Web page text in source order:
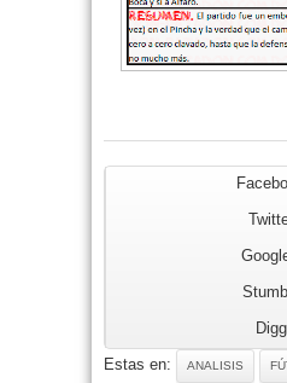
Digg
Estas en:
ANALISIS